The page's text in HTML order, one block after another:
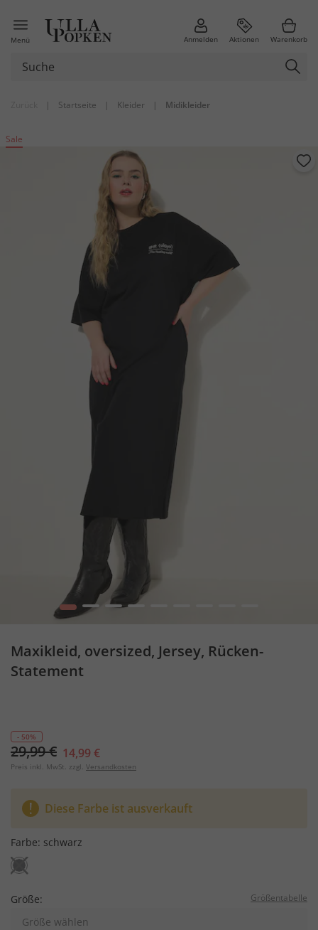
Menü Anmelden Aktionen Warenkorb
| Startseite | Kleider | Midikleider
Sale
1 2 3
Maxikleid, oversized, Jersey, Rücken-
Statement
- 50%
29,99 € 14,99 €
Preis inkl. MwSt. zzgl. Versandkosten
Diese Farbe ist ausverkauft
Farbe: schwarz
Größe: Größentabelle
Größe wählen